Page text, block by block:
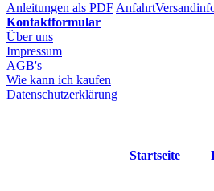
Anleitungen als PDF Anfahrt
Kontaktformular
Über uns
Impressum
AGB's
Wie kann ich kaufen
Datenschutzerklärung
Startseite